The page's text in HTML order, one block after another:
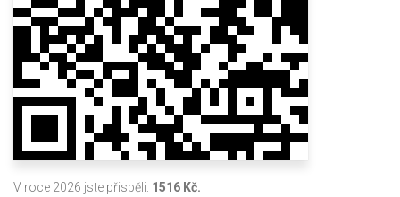
V roce 2026 jste přispěli: 1516 Kč.